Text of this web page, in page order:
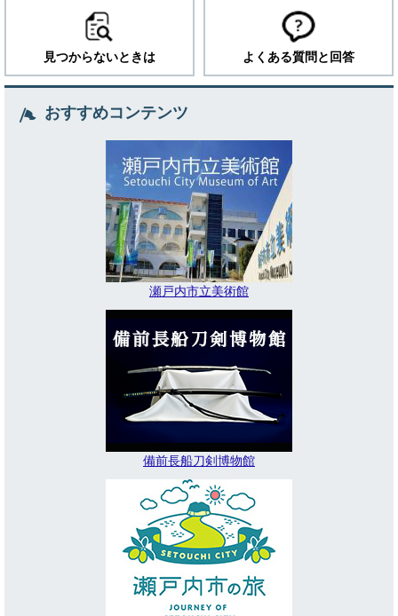
見つからないときは よくある質問と回答
おすすめコンテンツ
瀬戸内市立美術館
備前長船刀剣博物館